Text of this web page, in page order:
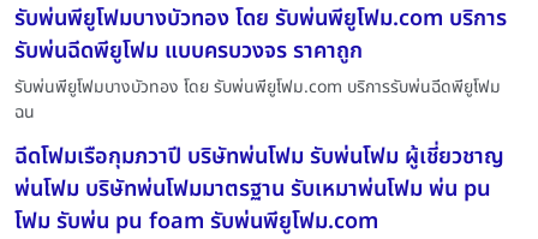
รับพ่นพียูโฟมบางบัวทอง โดย รับพ่นพียูโฟม.com บริการ
รับพ่นฉีดพียูโฟม แบบครบวงจร ราคาถูก
รับพ่นพียูโฟมบางบัวทอง โดย รับพ่นพียูโฟม.com บริการรับพ่นฉีดพียูโฟม
ฉน
ฉีดโฟมเรือกุมภวาปี บริษัทพ่นโฟม รับพ่นโฟม ผู้เชี่ยวชาญ
พ่นโฟม บริษัทพ่นโฟมมาตรฐาน รับเหมาพ่นโฟม พ่น pu
โฟม รับพ่น pu foam รับพ่นพียูโฟม.com